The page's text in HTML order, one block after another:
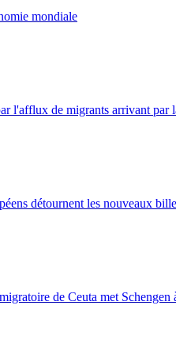
mondiale
l'afflux de migrants arrivant par
détournent les nouveaux
de Ceuta met Schengen